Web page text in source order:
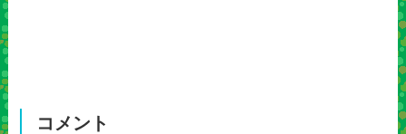
コメント